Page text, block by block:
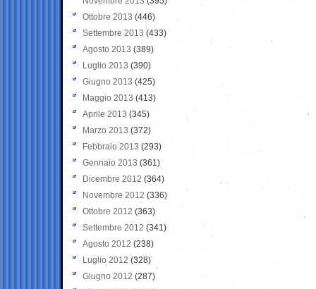
Ottobre 2013 (446)
Settembre 2013 (433)
Agosto 2013 (389)
Luglio 2013 (390)
Giugno 2013 (425)
Maggio 2013 (413)
Aprile 2013 (345)
Marzo 2013 (372)
Febbraio 2013 (293)
Gennaio 2013 (361)
Dicembre 2012 (364)
Novembre 2012 (336)
Ottobre 2012 (363)
Settembre 2012 (341)
Agosto 2012 (238)
Luglio 2012 (328)
Giugno 2012 (287)